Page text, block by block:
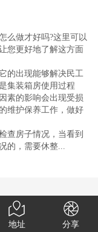
做才好吗?这里可以
您更好地了解这方面
出现能够解决民工
集装箱房使用过程
素的影响会出现受损
维护保养工作，做好
房子情况，当看到
的，需要休整...
地址 分享